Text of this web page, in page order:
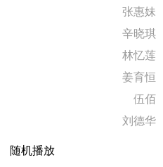
张惠妹
辛晓琪
林忆莲
姜育恒
伍佰
刘德华
随机播放